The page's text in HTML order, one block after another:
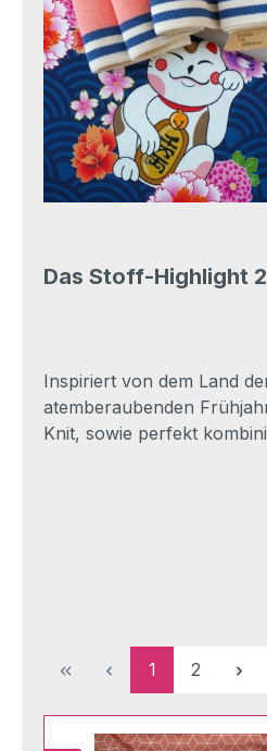
Das Stoff-Highlight
Inspiriert von dem Land
atemberaubenden
Knit, sowie perfekt
Seite
1 Seite
2